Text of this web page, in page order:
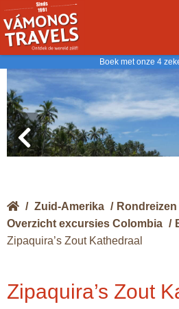
Boek met onze 4
/ Zuid-Amerika /
Overzicht excursies Colombia /
Zipaquira’s Zout Kathedraal
Zipaquira’s Zout